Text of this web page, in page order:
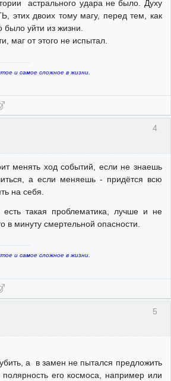
астрального удара не было. Духу
этих двоих тому магу, перед тем, как
уйти из жизни.
маг от этого не испытал.
и самое сложное в жизни.
4
менять ход событий, если не знаешь
а если меняешь - придётся всю
на себя.
такая проблематика, лучше и не
в минуту смертельной опасности.
и самое сложное в жизни.
5
а в замен не пытался предложить
его космоса, например или